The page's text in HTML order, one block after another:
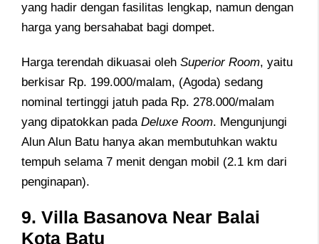
yang hadir dengan fasilitas lengkap, namun dengan
harga yang bersahabat bagi dompet.
Harga terendah dikuasai oleh Superior Room, yaitu
berkisar Rp. 199.000/malam, (Agoda) sedang
nominal tertinggi jatuh pada Rp. 278.000/malam
yang dipatokkan pada Deluxe Room. Mengunjungi
Alun Alun Batu hanya akan membutuhkan waktu
tempuh selama 7 menit dengan mobil (2.1 km dari
penginapan).
9. Villa Basanova Near Balai
Kota Batu